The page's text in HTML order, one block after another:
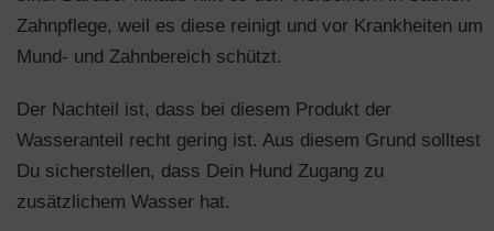
Zahnpflege, weil es diese reinigt und vor Krankheiten um
Mund- und Zahnbereich schützt.
Der Nachteil ist, dass bei diesem Produkt der
Wasseranteil recht gering ist. Aus diesem Grund solltest
Du sicherstellen, dass Dein Hund Zugang zu
zusätzlichem Wasser hat.